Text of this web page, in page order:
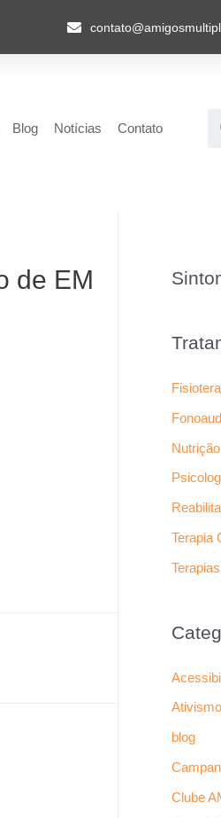
Blog Notícias Contato
de EM
Nutrição
Terapia
blog
Clube